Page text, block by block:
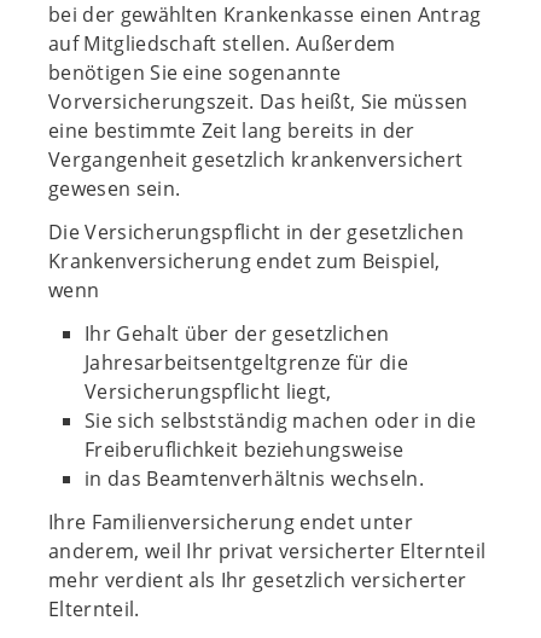
bei der gewählten Krankenkasse einen Antrag
auf Mitgliedschaft stellen. Außerdem
benötigen Sie eine sogenannte
Vorversicherungszeit. Das heißt, Sie müssen
eine bestimmte Zeit lang bereits in der
Vergangenheit gesetzlich krankenversichert
gewesen sein.
Die Versicherungspflicht in der gesetzlichen
Krankenversicherung endet zum Beispiel,
wenn
Ihr Gehalt über der gesetzlichen
Jahresarbeitsentgeltgrenze für die
Versicherungspflicht liegt,
Sie sich selbstständig machen oder in die
Freiberuflichkeit beziehungsweise
in das Beamtenverhältnis wechseln.
Ihre Familienversicherung endet unter
anderem, weil Ihr privat versicherter Elternteil
mehr verdient als Ihr gesetzlich versicherter
Elternteil.